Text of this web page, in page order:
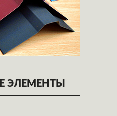
ЭЛЕМЕНТЫ